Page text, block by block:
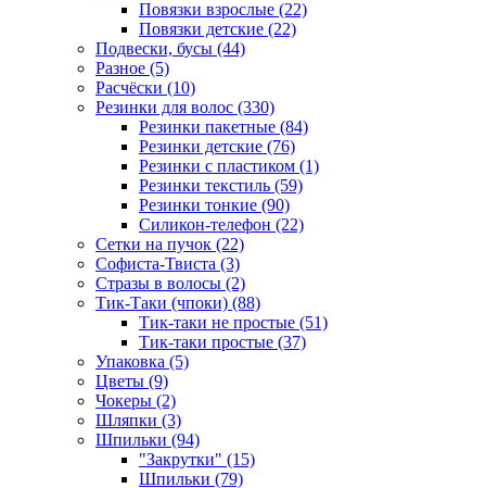
Повязки взрослые (22)
Повязки детские (22)
Подвески, бусы (44)
Разное (5)
Расчёски (10)
Резинки для волос (330)
Резинки пакетные (84)
Резинки детские (76)
Резинки с пластиком (1)
Резинки текстиль (59)
Резинки тонкие (90)
Силикон-телефон (22)
Сетки на пучок (22)
Софиста-Твиста (3)
Стразы в волосы (2)
Тик-Таки (чпоки) (88)
Тик-таки не простые (51)
Тик-таки простые (37)
Упаковка (5)
Цветы (9)
Чокеры (2)
Шляпки (3)
Шпильки (94)
"Закрутки" (15)
Шпильки (79)